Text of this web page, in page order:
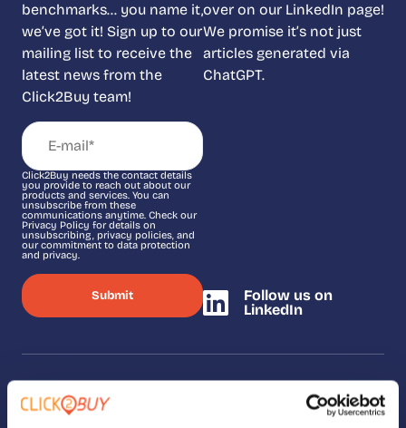
benchmarks… you name it,
we’ve got it! Sign up to our
mailing list to receive the
latest news from the
Click2Buy team!
Click2Buy needs the contact details
you provide to reach out about our
products and services. You can
unsubscribe from these
communications anytime. Check our
Privacy Policy for details on
unsubscribing, privacy policies, and
our commitment to data protection
and privacy.
over on our LinkedIn page!
We promise it’s not just
articles generated via
ChatGPT.
Follow us on
LinkedIn
SOLUTIONS